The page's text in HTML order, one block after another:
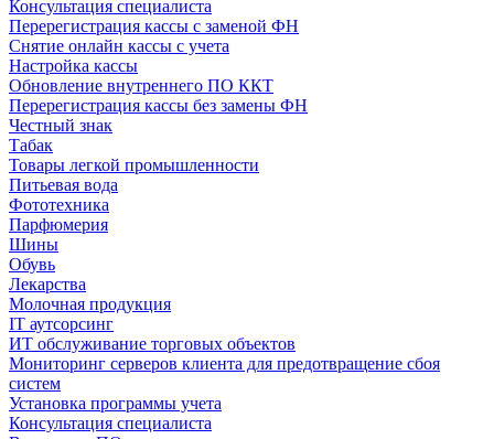
Консультация специалиста
Перерегистрация кассы с заменой ФН
Снятие онлайн кассы с учета
Настройка кассы
Обновление внутреннего ПО ККТ
Перерегистрация кассы без замены ФН
Честный знак
Табак
Товары легкой промышленности
Питьевая вода
Фототехника
Парфюмерия
Шины
Обувь
Лекарства
Молочная продукция
IT аутсорсинг
ИТ обслуживание торговых объектов
Мониторинг серверов клиента для предотвращение сбоя
систем
Установка программы учета
Консультация специалиста